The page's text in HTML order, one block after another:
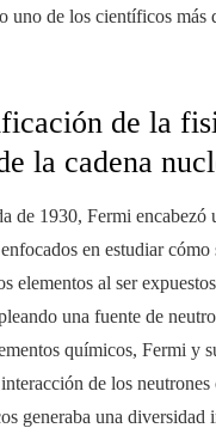
uno de los científicos más
de la
la cadena
de 1930, Fermi encabezó
en estudiar cómo
elementos al ser
una fuente de
químicos, Fermi y
de los neutrones
generaba una diversidad